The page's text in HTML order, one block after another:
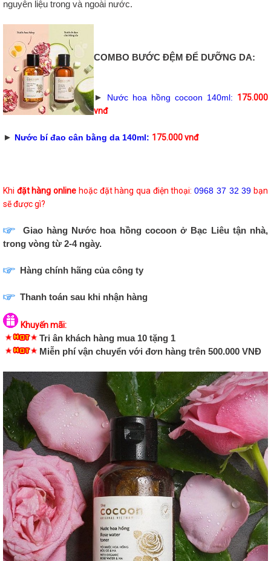
nguyên liệu trong và ngoài nước.
COMBO BƯỚC ĐỆM ĐỂ DƯỠNG DA:
► Nước hoa hồng cocoon 140ml: 175.000
vnđ
► Nước bí đao cân bằng da 140ml: 175.000 vnđ
Khi đặt hàng online hoặc đặt hàng qua điện thoại:0968 37 32 39 bạn
sẽ được gì?
Giao hàng Nước hoa hồng cocoon ở Bạc Liêu tận nhà,
trong vòng từ 2-4 ngày.
Hàng chính hãng của công ty
Thanh toán sau khi nhận hàng
Khuyến mãi:
Tri ân khách hàng mua 10 tặng 1
Miễn phí vận chuyển với đơn hàng trên 500.000 VNĐ